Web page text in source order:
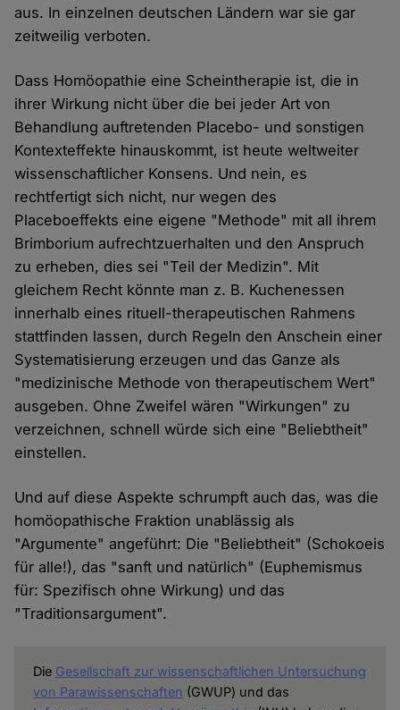
aus. In einzelnen deutschen Ländern war sie gar
zeitweilig verboten.
Dass Homöopathie eine Scheintherapie ist, die in
ihrer Wirkung nicht über die bei jeder Art von
Behandlung auftretenden Placebo- und sonstigen
Kontexteffekte hinauskommt, ist heute weltweiter
wissenschaftlicher Konsens. Und nein, es
rechtfertigt sich nicht, nur wegen des
Placeboeffekts eine eigene "Methode" mit all ihrem
Brimborium aufrechtzuerhalten und den Anspruch
zu erheben, dies sei "Teil der Medizin". Mit
gleichem Recht könnte man z. B. Kuchenessen
innerhalb eines rituell-therapeutischen Rahmens
stattfinden lassen, durch Regeln den Anschein einer
Systematisierung erzeugen und das Ganze als
"medizinische Methode von therapeutischem Wert"
ausgeben. Ohne Zweifel wären "Wirkungen" zu
verzeichnen, schnell würde sich eine "Beliebtheit"
einstellen.
Und auf diese Aspekte schrumpft auch das, was die
homöopathische Fraktion unablässig als
"Argumente" angeführt: Die "Beliebtheit" (Schokoeis
für alle!), das "sanft und natürlich" (Euphemismus
für: Spezifisch ohne Wirkung) und das
"Traditionsargument".
Die Gesellschaft zur wissenschaftlichen Untersuchung
von Parawissenschaften (GWUP) und das